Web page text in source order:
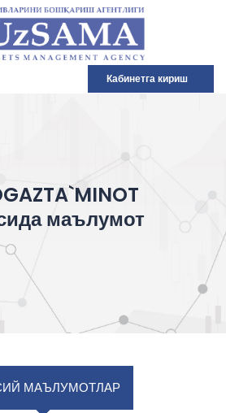
Кабинетга кириш
маълумот
МАЪЛУМОТЛАР